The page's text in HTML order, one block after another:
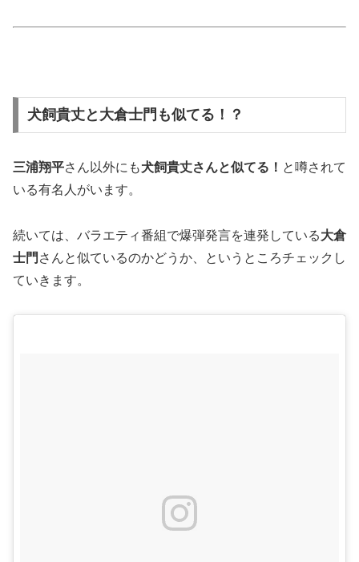
犬飼貴丈と大倉士門も似てる！？
三浦翔平さん以外にも犬飼貴丈さんと似てる！ と噂されて
いる有名人がいます。
続いては、バラエティ番組で爆弾発言を連発している大倉
士門 さんと似ているのかどうか、というところチェックし
ていきます。